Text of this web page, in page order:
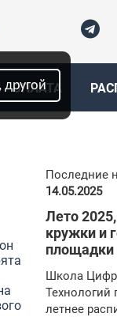
другой
ОПЛАТА
Последние
14.05.2025
Лето
кружки и
площадки
Школа
Технологий
летнее